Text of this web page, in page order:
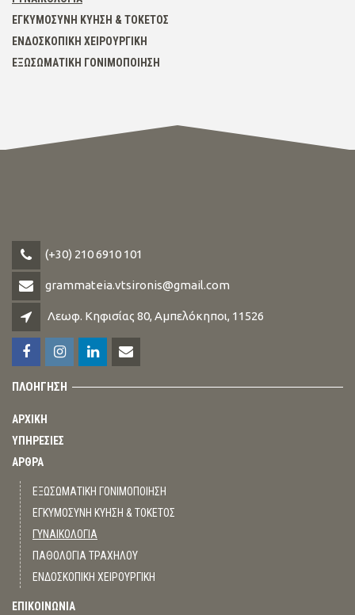
ΕΓΚΥΜΟΣΎΝΗ ΚΎΗΣΗ & ΤΟΚΕΤΌΣ
ΕΝΔΟΣΚΟΠΙΚΉ ΧΕΙΡΟΥΡΓΙΚΉ
ΕΞΩΣΩΜΑΤΙΚΉ ΓΟΝΙΜΟΠΟΊΗΣΗ
(+30) 210 6910 101
grammateia.vtsironis@gmail.com
Λεωφ. Κηφισίας 80, Αμπελόκηποι, 11526
ΠΛΟΗΓΗΣΗ
ΑΡΧΙΚΗ
ΥΠΗΡΕΣΙΕΣ
ΑΡΘΡΑ
ΕΞΩΣΩΜΑΤΙΚΗ ΓΟΝΙΜΟΠΟΙΗΣΗ
ΕΓΚΥΜΟΣΥΝΗ ΚΥΗΣΗ & ΤΟΚΕΤΟΣ
ΓΥΝΑΙΚΟΛΟΓΙΑ
ΠΑΘΟΛΟΓΙΑ ΤΡΑΧΗΛΟΥ
ΕΝΔΟΣΚΟΠΙΚΗ ΧΕΙΡΟΥΡΓΙΚΗ
ΕΠΙΚΟΙΝΩΝΙΑ